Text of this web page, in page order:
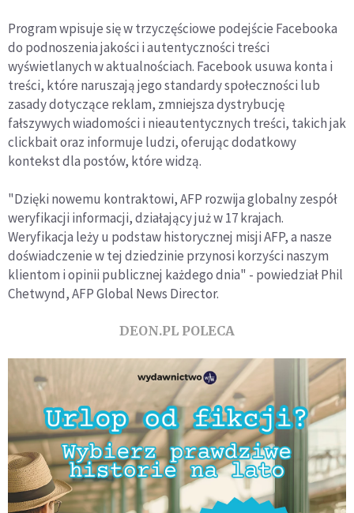
Program wpisuje się w trzyczęściowe podejście Facebooka
do podnoszenia jakości i autentyczności treści
wyświetlanych w aktualnościach. Facebook usuwa konta i
treści, które naruszają jego standardy społeczności lub
zasady dotyczące reklam, zmniejsza dystrybucję
fałszywych wiadomości i nieautentycznych treści, takich jak
clickbait oraz informuje ludzi, oferując dodatkowy
kontekst dla postów, które widzą.
"Dzięki nowemu kontraktowi, AFP rozwija globalny zespół
weryfikacji informacji, działający już w 17 krajach.
Weryfikacja leży u podstaw historycznej misji AFP, a nasze
doświadczenie w tej dziedzinie przynosi korzyści naszym
klientom i opinii publicznej każdego dnia" - powiedział Phil
Chetwynd, AFP Global News Director.
DEON.PL POLECA